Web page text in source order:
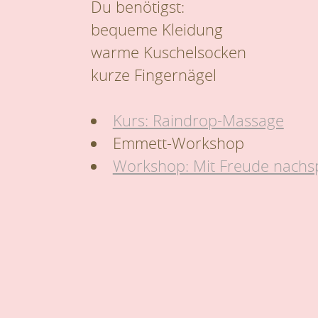
Du benötigst:
bequeme Kleidung
warme Kuschelsocken
kurze Fingernägel
Kurs: Raindrop-Massage
Emmett-Workshop
Workshop: Mit Freude